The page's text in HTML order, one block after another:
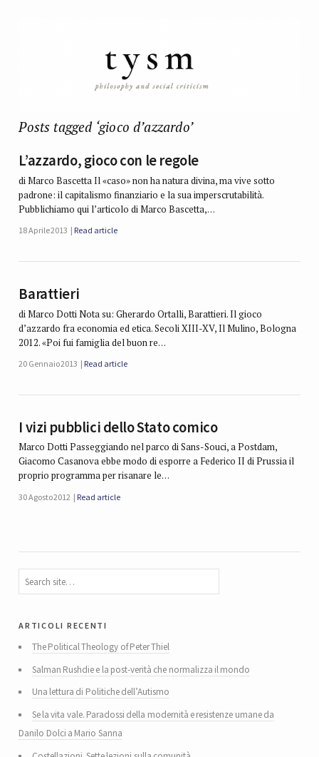
Posts tagged ‘gioco d’azzardo’
L’azzardo, gioco con le regole
di Marco Bascetta Il «caso» non ha natura divina, ma vive sotto
padrone: il capitalismo finanziario e la sua imperscrutabilità.
Pubblichiamo qui l’articolo di Marco Bascetta,…
18 Aprile 2013 Read article
Barattieri
di Marco Dotti Nota su: Gherardo Ortalli, Barattieri. Il gioco
d’azzardo fra economia ed etica. Secoli XIII-XV, Il Mulino, Bologna
2012. «Poi fui famiglia del buon re…
20 Gennaio 2013 Read article
I vizi pubblici dello Stato comico
Marco Dotti Passeggiando nel parco di Sans-Souci, a Postdam,
Giacomo Casanova ebbe modo di esporre a Federico II di Prussia il
proprio programma per risanare le…
30 Agosto 2012 Read article
articoli recenti
The Political Theology of Peter Thiel
Salman Rushdie e la post-verità che normalizza il mondo
Una lettura di Politiche dell’Autismo
Se la vita vale. Paradossi della modernità e resistenze umane da
Danilo Dolci a Mario Sanna